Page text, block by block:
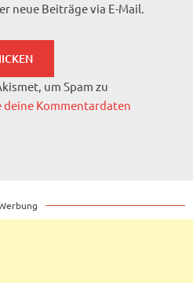
neue Beiträge via E-Mail.
um Spam zu
deine Kommentardaten